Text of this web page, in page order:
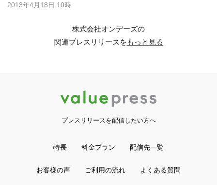
2013年4月18日 10時
株式会社オンデーズの
関連プレスリリースをもっと見る
プレスリリースを配信したい方へ
特長 料金プラン 配信先一覧
お客様の声 ご利用の流れ よくある質問